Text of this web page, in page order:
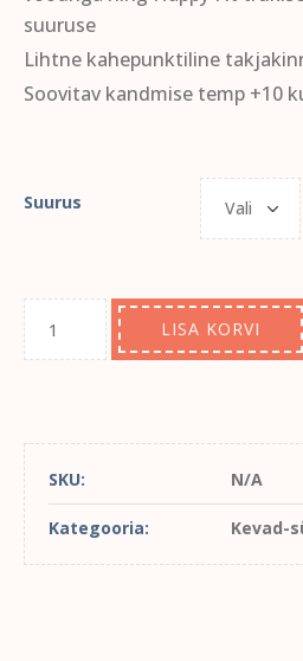
suuruse
Lihtne kahepunktiline
Soovitav kandmise temp +10
Suurus
LISA KORVI
SKU: N/A
Kategooria: Kevad-